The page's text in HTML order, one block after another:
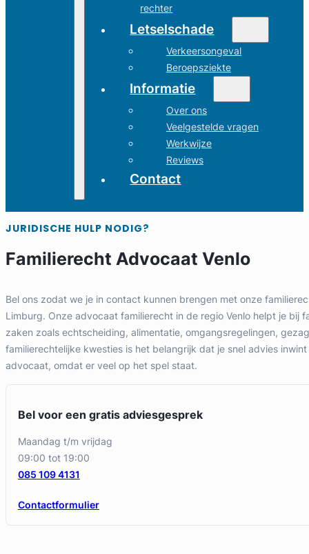
rechter
Letselschade
Verkeersongeval
Beroepsziekte
Informatie
Over ons
Veelgestelde vragen
Werkwijze
Reviews
Contact
JURIDISCHE HULP NODIG?
Familierecht Advocaat Venlo
Bel ons zodat we je in contact kunnen brengen met onze
Limburg. Onze advocaat familierecht in de regio Venlo helpt je bij
zaken zoals echtscheiding, alimentatie, omgangsregelingen,
familierechtelijke kwesties is het belangrijk dat je snel advies
advocaat, omdat er veel op het spel staat.
Bel voor een gratis adviesgesprek
maandag t/m vrijdag
09:00 tot 19:00
Contactformulier
085 109 4131